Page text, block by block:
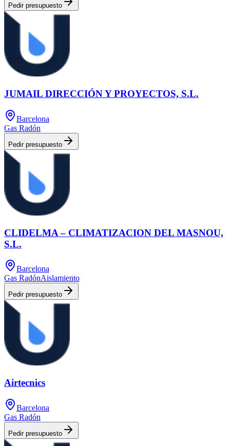
Pedir presupuesto
JUMAIL DIRECCIÓN Y PROYECTOS, S.L.
Barcelona
Gas Radón
Pedir presupuesto
CLIDELMA – CLIMATIZACION DEL MASNOU,
S.L.
Barcelona
Gas RadónAislamiento
Pedir presupuesto
Airtecnics
Barcelona
Gas Radón
Pedir presupuesto